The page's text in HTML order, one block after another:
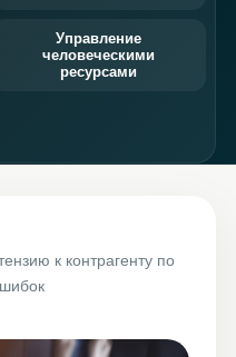
Управление
человеческими
ресурсами
к контрагенту по